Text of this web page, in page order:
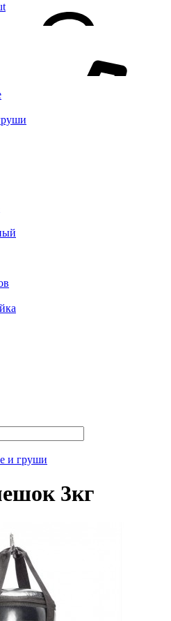
и груши
3кг